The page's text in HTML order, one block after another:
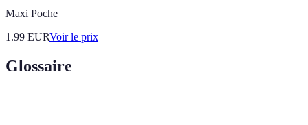
Maxi Poche
1.99 EURVoir le prix
Glossaire